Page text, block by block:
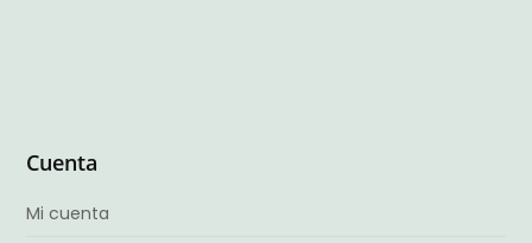
Cuenta
Mi cuenta